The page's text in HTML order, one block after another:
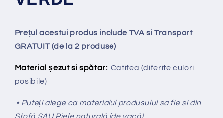
Prețul acestui produs include TVA si Transport
GRATUIT (de la 2 produse)
Material șezut si spătar: Catifea (diferite culori
posibile)
• Puteți alege ca materialul produsului sa fie si din
Stofă SAU Piele naturală (de vacă)